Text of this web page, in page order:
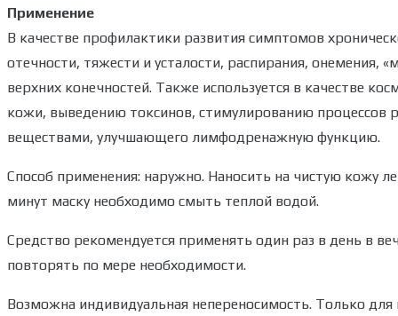
Применение
В качестве профилактики развития симптомов
отечности, тяжести и усталости, распирания, онемения,
верхних конечностей. Также используется в качестве
кожи, выведению токсинов, стимулированию
веществами, улучшающего лимфодренажную функцию.
Способ применения: наружно. Наносить на чистую кожу
минут маску необходимо смыть теплой водой.
Средство рекомендуется применять один раз в день в
повторять по мере необходимости.
Возможна индивидуальная непереносимость. Только